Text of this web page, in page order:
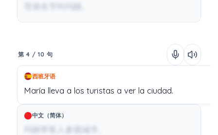
导游名字叫玛丽。
第 4 / 10 句
西班牙语
María lleva a los turistas a ver la ciudad.
中文（简体）
玛丽带客人参观城市。